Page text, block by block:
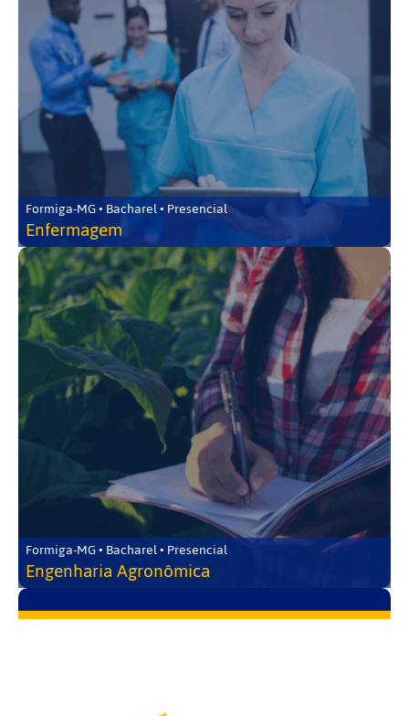
Formiga-MG • Bacharel • Presencial
Enfermagem
Formiga-MG • Bacharel • Presencial
Engenharia Agronômica